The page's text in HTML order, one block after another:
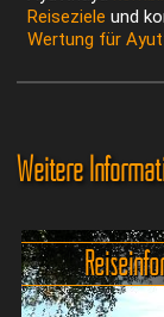
Reiseziele und
Wertung für
Weitere